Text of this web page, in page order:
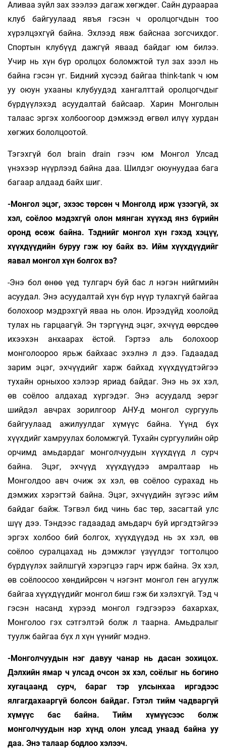
Аливаа зүйл зах зээлээ дагаж хөгждөг. Сайн дураараа
клуб байгуулаад явъя гэсэн ч оролцогчдын тоо
хүрэлцэхгүй байна. Эхлээд явж байснаа зогсчихдог.
Спортын клубүүд дажгүй яваад байдаг юм билээ.
Учир нь хүн бүр оролцох боломжтой тул зах зээл нь
байна гэсэн үг. Бидний хүсээд байгаа think-tank ч юм
уу оюун ухааны клубуудэд хангалттай оролцогчдыг
бүрдүүлэхэд асуудалтай байсаар. Харин Монголын
талаас эргэх холбоогоор дэмжээд өгвөл илүү хурдан
хөгжих бололцоотой.
Тэгэхгүй бол brain drain гээч юм Монгол Улсад
үнэхээр нүүрлээд байна даа. Шилдэг оюунуудаа бага
багаар алдаад байх шиг.
-Монгол эцэг, эхээс төрсөн ч Монголд ирж үзээгүй, эх
хэл, соёлоо мэдэхгүй олон мянган хүүхэд янз бүрийн
оронд өсөж байна. Тэднийг монгол хүн гэхэд хэцүү,
хүүхдүүдийн буруу гэж юу байх вэ. Ийм хүүхдүүдийг
яавал монгол хүн болгох вэ?
-Энэ бол өнөө үед тулгарч буй бас л нэгэн нийгмийн
асуудал. Энэ асуудалтай хүн бүр нүүр тулахгүй байгаа
болохоор мэдрэхгүй яваа нь олон. Ирээдүйд хоолойд
тулах нь гарцаагүй. Эн тэргүүнд эцэг, эхчүүд өөрсдөө
ихээхэн анхаарах ёстой. Гэртээ аль болохоор
монголоороо ярьж байхаас эхэлнэ л дээ. Гадаадад
зарим эцэг, эхчүүдийг харж байхад хүүхдүүдтэйгээ
тухайн орныхоо хэлээр яриад байдаг. Энэ нь эх хэл,
өв соёлоо алдахад хүргэдэг. Энэ асуудалд эерэг
шийдэл авчрах зорилгоор АНУ-д монгол сургууль
байгуулаад ажилуулдаг хүмүүс байна. Үүнд бүх
хүүхдийг хамруулах боломжгүй. Тухайн сургуулийн ойр
орчимд амьдардаг монголчуудын хүүхдүүд л сурч
байна. Эцэг, эхчүүд хүүхдүүдээ амралтаар нь
Монголдоо авч очиж эх хэл, өв соёлоо сурахад нь
дэмжих хэрэгтэй байна. Эцэг, эхчүүдийн зүгээс ийм
байдаг байж. Тэгвэл бид чинь бас төр, засагтай улс
шүү дээ. Тэндээс гадаадад амьдарч буй иргэдтэйгээ
эргэх холбоо бий болгох, хүүхдүүдэд нь эх хэл, өв
соёлоо суралцахад нь дэмжлэг үзүүлдэг тогтолцоо
бүрдүүлэх зайлшгүй хэрэгцээ гарч ирж байна. Эх хэл,
өв соёлоосоо хөндийрсөн ч нэгэнт монгол ген агуулж
байгаа хүүхдүүдийг монгол биш гэж би хэлэхгүй. Тэд ч
гэсэн насанд хүрээд монгол гэдгээрээ бахархах,
Монголоо гэх сэтгэлтэй болж л таарна. Амьдралыг
туулж байгаа бүх л хүн үүнийг мэднэ.
-Монголчуудын нэг давуу чанар нь дасан зохицох.
Дэлхийн ямар ч улсад очсон эх хэл, соёлыг нь богино
хугацаанд сурч, бараг тэр улсынхаа иргэдээс
ялгагдахааргүй болсон байдаг. Гэтэл тийм чадваргүй
хүмүүс бас байна. Тийм хүмүүсээс болж
монголчуудын нэр хүнд олон улсад унаад байна уу
даа. Энэ талаар бодлоо хэлээч.